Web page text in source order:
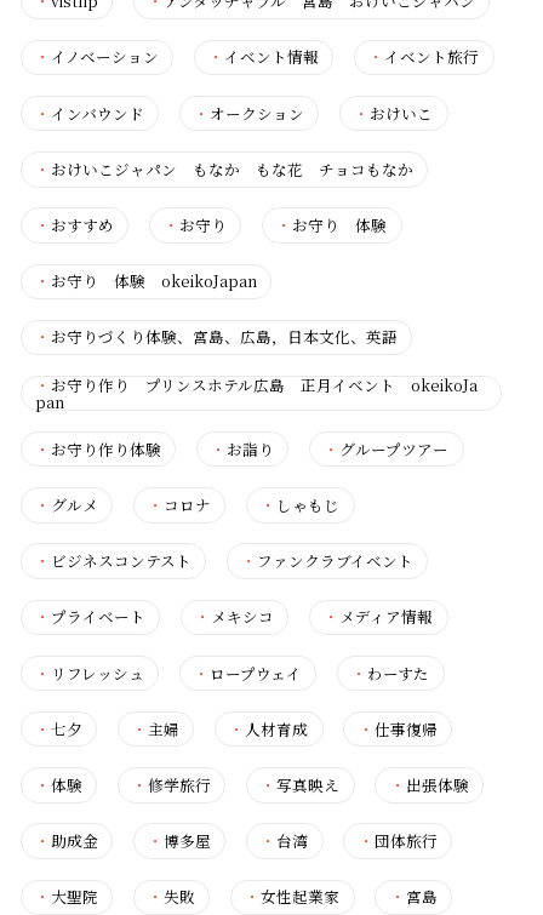
・ イノベーション ・ イベント情報 ・ イベント旅行
・ インバウンド ・ オークション ・ おけいこ
・ おけいこジャパン もなか もな花 チョコもなか
・ おすすめ ・ お守り ・ お守り 体験
・ お守り 体験 okeikoJapan
・ お守りづくり体験、宮島、広島，日本文化、英語
・ お守り作り プリンスホテル広島 正月イベント okeikoJa
pan
・ お守り作り体験 ・ お詣り ・ グループツアー
・ グルメ ・ コロナ ・ しゃもじ
・ ビジネスコンテスト ・ ファンクラブイベント
・ プライベート ・ メキシコ ・ メディア情報
・ リフレッシュ ・ ロープウェイ ・ わーすた
・ 七夕 ・ 主婦 ・ 人材育成 ・ 仕事復帰
・ 体験 ・修学旅行 ・写真映え ・ 出張体験
・ 助成金 ・博多屋 ・ 台湾 ・ 団体旅行
・ 大聖院 ・失敗 ・女性起業家 ・ 宮島